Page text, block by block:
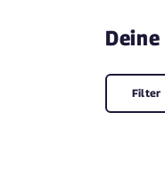
Deine
Filter